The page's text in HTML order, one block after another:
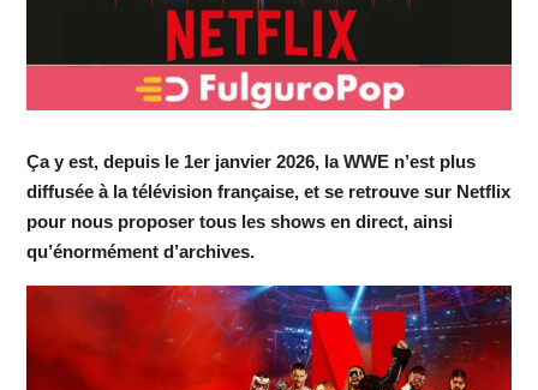
Ça y est, depuis le 1er janvier 2026, la WWE n’est plus
diffusée à la télévision française, et se retrouve sur Netflix
pour nous proposer tous les shows en direct, ainsi
qu’énormément d’archives.